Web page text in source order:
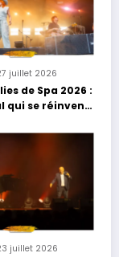
juillet 2026
de Spa 2026 :
qui se réinvente
de scène
juillet 2026